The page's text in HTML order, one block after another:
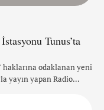
Tunus’ta
haklarına odaklanan yeni
yayın yapan Radio
LGBT hakları